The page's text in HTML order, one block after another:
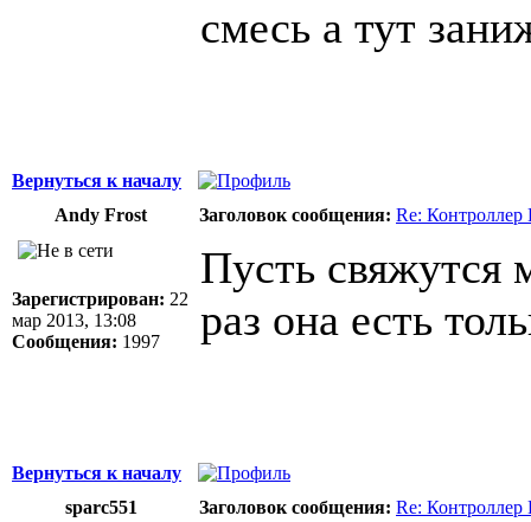
смесь а тут
Вернуться к началу
Andy Frost
Заголовок сообщения: Re:
Зарегистрирован: 22
мар 2013, 13:08
Сообщения: 1997
Пусть свяжутся
раз она есть
Вернуться к началу
sparc551
Заголовок сообщения: Re: